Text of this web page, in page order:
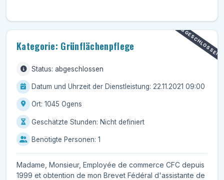
ABGESCHLOSSEN
Kategorie: Grünflächenpflege
Status: abgeschlossen
Datum und Uhrzeit der Dienstleistung: 22.11.2021 09:00
Ort: 1045 Ogens
Geschätzte Stunden: Nicht definiert
Benötigte Personen: 1
Madame, Monsieur, Employée de commerce CFC depuis
1999 et obtention de mon Brevet Fédéral d'assistante de